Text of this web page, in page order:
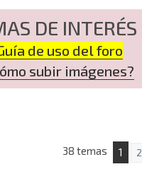
DE INTERÉS
de uso del foro
subir imágenes?
38 temas 1 2